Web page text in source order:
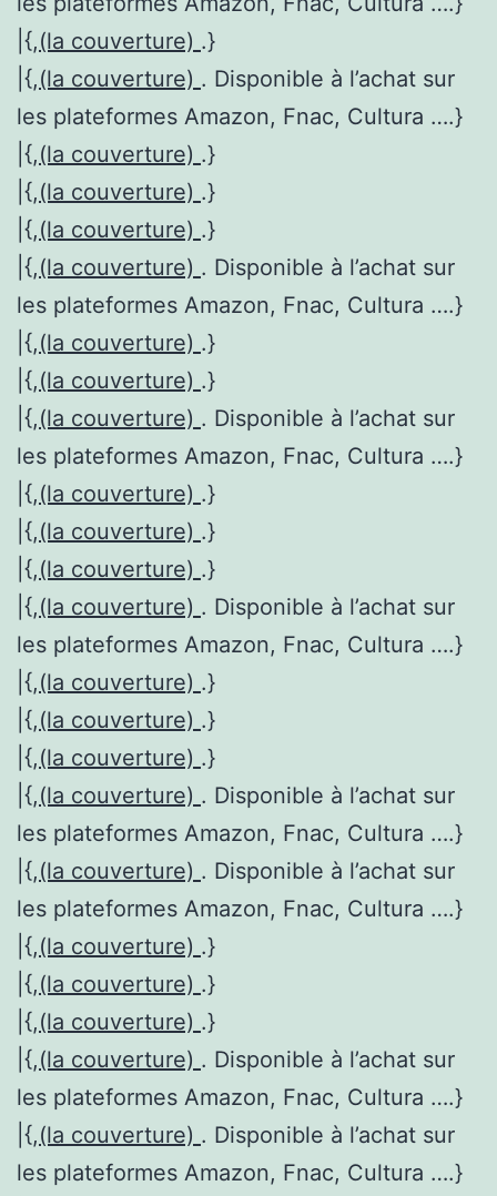
|{,(la couverture) .}
|{,(la couverture) . Disponible à l’achat sur
les plateformes Amazon, Fnac, Cultura ….}
|{,(la couverture) .}
|{,(la couverture) .}
|{,(la couverture) .}
|{,(la couverture) . Disponible à l’achat sur
les plateformes Amazon, Fnac, Cultura ….}
|{,(la couverture) .}
|{,(la couverture) .}
|{,(la couverture) . Disponible à l’achat sur
les plateformes Amazon, Fnac, Cultura ….}
|{,(la couverture) .}
|{,(la couverture) .}
|{,(la couverture) .}
|{,(la couverture) . Disponible à l’achat sur
les plateformes Amazon, Fnac, Cultura ….}
|{,(la couverture) .}
|{,(la couverture) .}
|{,(la couverture) .}
|{,(la couverture) . Disponible à l’achat sur
les plateformes Amazon, Fnac, Cultura ….}
|{,(la couverture) . Disponible à l’achat sur
les plateformes Amazon, Fnac, Cultura ….}
|{,(la couverture) .}
|{,(la couverture) .}
|{,(la couverture) .}
|{,(la couverture) . Disponible à l’achat sur
les plateformes Amazon, Fnac, Cultura ….}
|{,(la couverture) . Disponible à l’achat sur
les plateformes Amazon, Fnac, Cultura ….}